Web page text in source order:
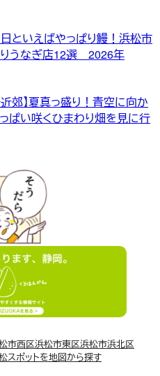
といえばやっぱり鰻！浜松市
うなぎ店12選 2026年
近郊】夏真っ盛り！青空に向か
ぱい咲くひまわり畑を見に行
市西区浜松市東区浜松市浜北区
スポットを地図から探す